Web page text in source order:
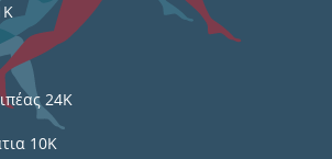
24Κ
10Κ